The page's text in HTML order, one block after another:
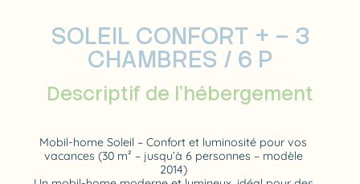
SOLEIL CONFORT + – 3
CHAMBRES / 6 P
Descriptif de l’hébergement
Mobil-home Soleil – Confort et luminosité pour vos
vacances (30 m² – jusqu’à 6 personnes – modèle
2014)